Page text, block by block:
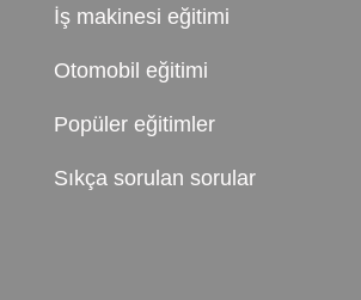
İş makinesi eğitimi
Otomobil eğitimi
Popüler eğitimler
Sıkça sorulan sorular